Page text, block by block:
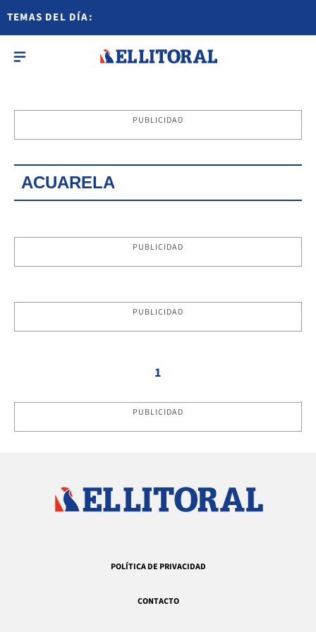
TEMAS DEL DÍA:
PUBLICIDAD
ACUARELA
PUBLICIDAD
PUBLICIDAD
1
PUBLICIDAD
POLÍTICA DE PRIVACIDAD
CONTACTO